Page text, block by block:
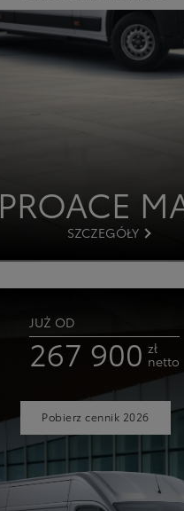
PROACE
SZCZEGÓŁY
JUŻ OD
267 900 zł
netto
Pobierz cennik 2026